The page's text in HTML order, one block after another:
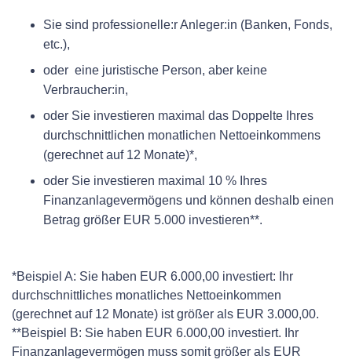
Sie sind professionelle:r Anleger:in (Banken, Fonds,
etc.),
oder eine juristische Person, aber keine
Verbraucher:in,
oder Sie investieren maximal das Doppelte Ihres
durchschnittlichen monatlichen Nettoeinkommens
(gerechnet auf 12 Monate)*,
oder Sie investieren maximal 10 % Ihres
Finanzanlagevermögens und können deshalb einen
Betrag größer EUR 5.000 investieren**.
*Beispiel A: Sie haben EUR 6.000,00 investiert: Ihr
durchschnittliches monatliches Nettoeinkommen
(gerechnet auf 12 Monate) ist größer als EUR 3.000,00.
**Beispiel B: Sie haben EUR 6.000,00 investiert. Ihr
Finanzanlagevermögen muss somit größer als EUR